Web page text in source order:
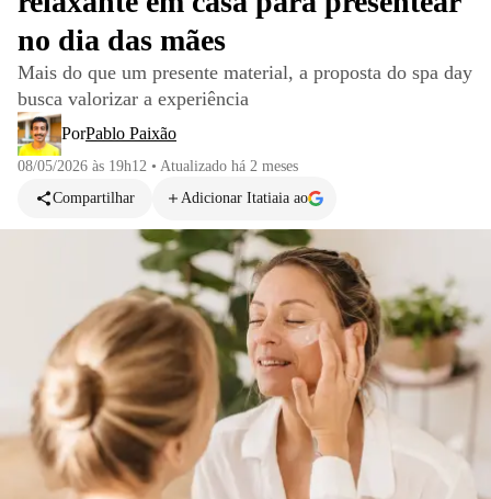
no dia das mães
Mais do que um presente material, a proposta do spa day
busca valorizar a experiência
PorPablo Paixão
08/05/2026 às 19h12 • Atualizado há 2 meses
Compartilhar
Adicionar Itatiaia ao